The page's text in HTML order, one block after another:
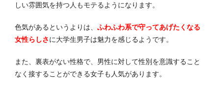
しい雰囲気を持つ人もモテるようになります。
色気があるというよりは、 ふわふわ系で守ってあげたくなる
女性らしさに大学生男子は魅力を感じるようです。
また、裏表がない性格で、男性に対して性別を意識すること
なく接することができる女子も人気があります。